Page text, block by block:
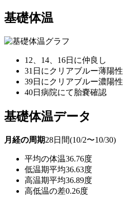
基礎体温
12、14、16日に仲良し
31日にクリアブルー薄陽性
39日にクリアブルー濃陽性
40日病院にて胎嚢確認
基礎体温データ
月経の周期28日間(10/2〜10/30)
平均の体温36.76度
低温期平均36.63度
高温期平均36.89度
高低温の差0.26度